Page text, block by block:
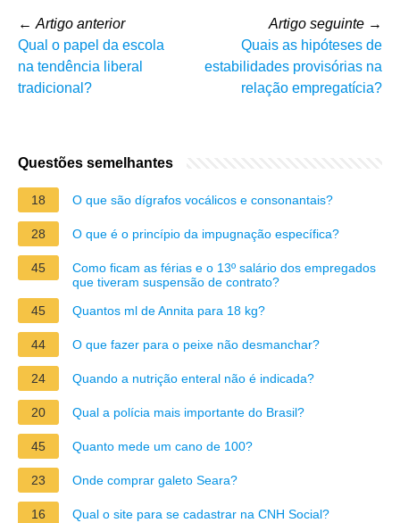
← Artigo anterior
Qual o papel da escola
na tendência liberal
tradicional?
Artigo seguinte →
Quais as hipóteses de
estabilidades provisórias na
relação empregatícia?
Questões semelhantes
18 O que são dígrafos vocálicos e consonantais?
28 O que é o princípio da impugnação específica?
45
Como ficam as férias e o 13º salário dos empregados
que tiveram suspensão de contrato?
45
Quantos ml de Annita para 18 kg?
44 O que fazer para o peixe não desmanchar?
24 Quando a nutrição enteral não é indicada?
20 Qual a polícia mais importante do Brasil?
45 Quanto mede um cano de 100?
23 Onde comprar galeto Seara?
16 Qual o site para se cadastrar na CNH Social?